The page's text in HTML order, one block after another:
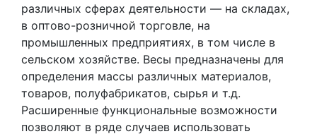
различных сферах деятельности — на складах,
в оптово-розничной торговле, на
промышленных предприятиях, в том числе в
сельском хозяйстве. Весы предназначены для
определения массы различных материалов,
товаров, полуфабрикатов, сырья и т.д.
Расширенные функциональные возможности
позволяют в ряде случаев использовать